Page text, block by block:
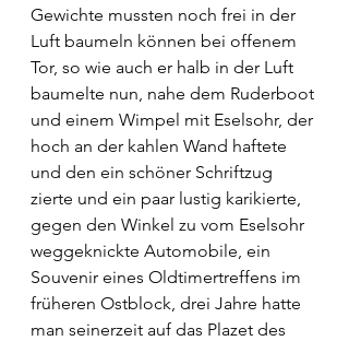
Gewichte mussten noch frei in der
Luft baumeln können bei offenem
Tor, so wie auch er halb in der Luft
baumelte nun, nahe dem Ruderboot
und einem Wimpel mit Eselsohr, der
hoch an der kahlen Wand haftete
und den ein schöner Schriftzug
zierte und ein paar lustig karikierte,
gegen den Winkel zu vom Eselsohr
weggeknickte Automobile, ein
Souvenir eines Oldtimertreffens im
früheren Ostblock, drei Jahre hatte
man seinerzeit auf das Plazet des